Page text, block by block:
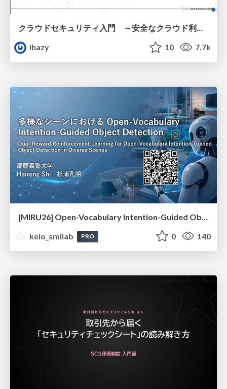
クラウドセキュリティ入門 ～安全なクラウド利用のための基礎知識～
lhazy
10 7.7k
keio_smilab
PRO 0 140